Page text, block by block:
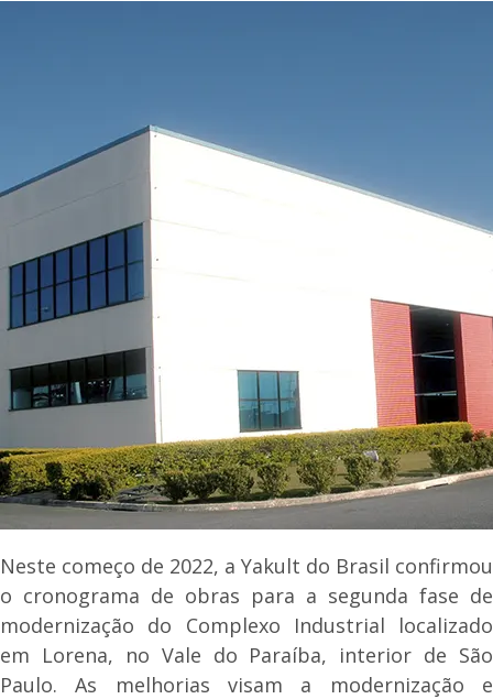
Neste começo de 2022, a Yakult do Brasil confirmou
o cronograma de obras para a segunda fase de
modernização do Complexo Industrial localizado
em Lorena, no Vale do Paraíba, interior de São
Paulo. As melhorias visam a modernização e